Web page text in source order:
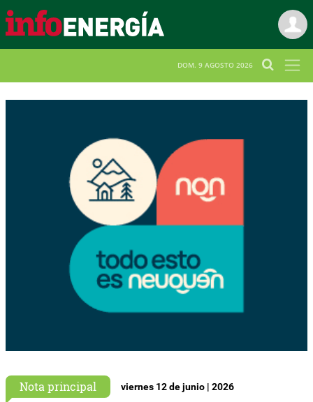
DOM. 9 AGOSTO 2026
Nota principal viernes 12 de junio | 2026